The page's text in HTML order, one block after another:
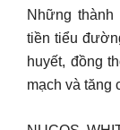
Những
tiền tiểu
huyết, đồng
mạch và tăng